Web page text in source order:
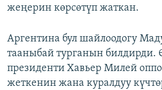
жеңерин көрсөтүп жаткан.
Аргентина бул шайлоодогу
тааныбай турганын билдирди.
президенти Хавьер Милей
жеткенин жана куралдуу